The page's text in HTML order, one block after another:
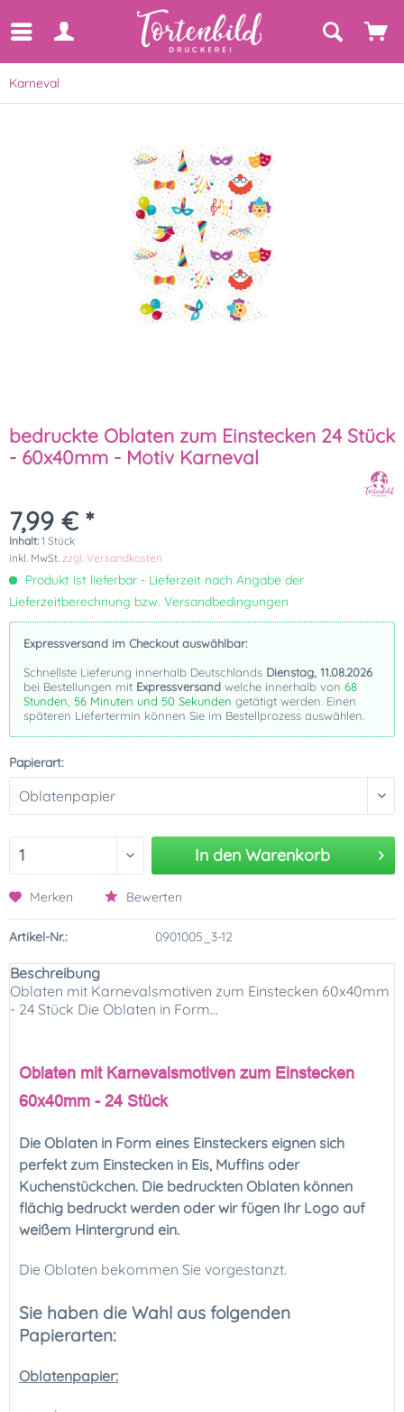
Karneval
bedruckte Oblaten zum Einstecken 24 Stück
- 60x40mm - Motiv Karneval
7,99 € *
Inhalt: 1 Stück
inkl. MwSt. zzgl. Versandkosten
Produkt ist lieferbar - Lieferzeit nach Angabe der
Lieferzeitberechnung bzw. Versandbedingungen
Expressversand im Checkout auswählbar:
Schnellste Lieferung innerhalb Deutschlands Dienstag, 11.08.2026
bei Bestellungen mit Expressversand welche innerhalb von 68
Stunden, 56 Minuten und 50 Sekunden getätigt werden. Einen
späteren Liefertermin können Sie im Bestellprozess auswählen.
Papierart:
In den Warenkorb
Merken Bewerten
Artikel-Nr.: 0901005_3-12
Beschreibung
Oblaten mit Karnevalsmotiven zum Einstecken 60x40mm
- 24 Stück Die Oblaten in Form...
Oblaten mit Karnevalsmotiven zum Einstecken
60x40mm - 24 Stück
Die Oblaten in Form eines Einsteckers eignen sich
perfekt zum Einstecken in Eis, Muffins oder
Kuchenstückchen. Die bedruckten Oblaten können
flächig bedruckt werden oder wir fügen Ihr Logo auf
weißem Hintergrund ein.
Die Oblaten bekommen Sie vorgestanzt.
Sie haben die Wahl aus folgenden
Papierarten:
Oblatenpapier: